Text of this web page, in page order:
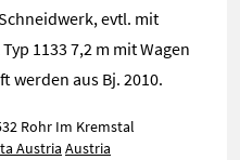
evtl. mit
1133 7,2 m mit Wagen
werden aus Bj. 2010.
Rohr Im Kremstal
Austria Austria